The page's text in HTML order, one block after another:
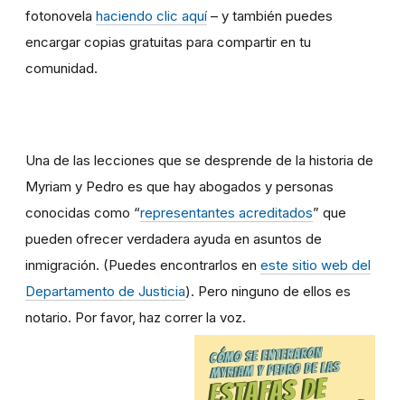
fotonovela haciendo clic aquí – y también puedes
encargar copias gratuitas para compartir en tu
comunidad.
Una de las lecciones que se desprende de la historia de
Myriam y Pedro es que hay abogados y personas
conocidas como “representantes acreditados” que
pueden ofrecer verdadera ayuda en asuntos de
inmigración. (Puedes encontrarlos en este sitio web del
Departamento de Justicia). Pero ninguno de ellos es
notario. Por favor, haz correr la voz.